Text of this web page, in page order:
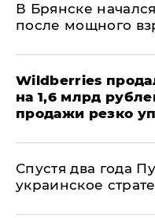
В Брянске
после мощного
​Wildberries
на 1,6 млрд
продажи резко
Спустя два года
украинское